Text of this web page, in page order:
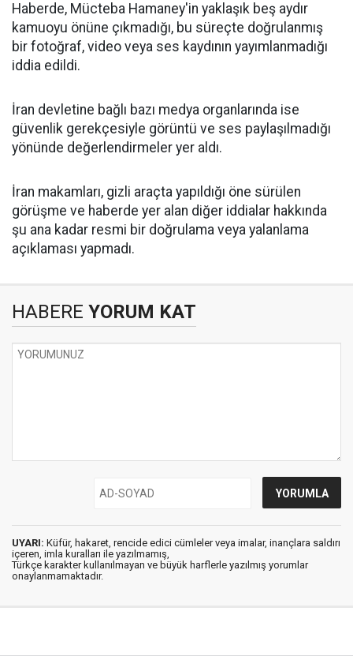
Haberde, Mücteba Hamaney'in yaklaşık beş aydır
kamuoyu önüne çıkmadığı, bu süreçte doğrulanmış
bir fotoğraf, video veya ses kaydının yayımlanmadığı
iddia edildi.
İran devletine bağlı bazı medya organlarında ise
güvenlik gerekçesiyle görüntü ve ses paylaşılmadığı
yönünde değerlendirmeler yer aldı.
İran makamları, gizli araçta yapıldığı öne sürülen
görüşme ve haberde yer alan diğer iddialar hakkında
şu ana kadar resmi bir doğrulama veya yalanlama
açıklaması yapmadı.
HABERE YORUM KAT
UYARI: Küfür, hakaret, rencide edici cümleler veya imalar, inançlara saldırı
içeren, imla kuralları ile yazılmamış,
Türkçe karakter kullanılmayan ve büyük harflerle yazılmış yorumlar
onaylanmamaktadır.